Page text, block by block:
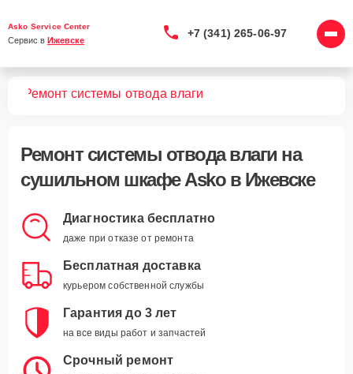
Asko Service Center
Сервис в Ижевске
+7 (341) 265-06-97
Ремонт системы отводa влаги
Ремонт системы отвода влаги на
сушильном шкафе Asko в Ижевске
Диагностика бесплатно
даже при отказе от ремонта
Бесплатная доставка
курьером собственной службы
Гарантия до 3 лет
на все виды работ и запчастей
Срочный ремонт